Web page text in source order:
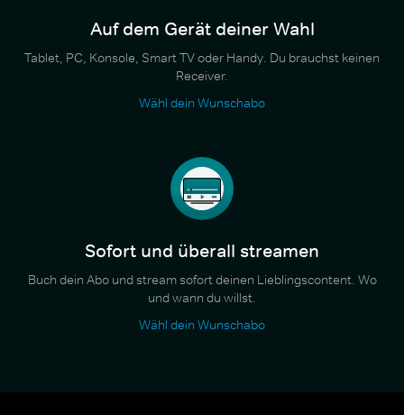
Auf dem Gerät deiner Wahl
Tablet, PC, Konsole, Smart TV oder Handy. Du brauchst keinen
Receiver.
Wähl dein Wunschabo
Sofort und überall streamen
Buch dein Abo und stream sofort deinen Lieblingscontent. Wo
und wann du willst.
Wähl dein Wunschabo